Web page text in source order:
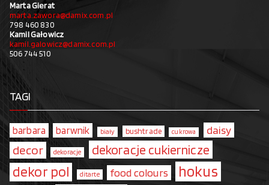
Marta Gierat
marta.zawora@damix.com.pl
798 460 830
Kamil Gałowicz
kamil.galowicz@damix.com.pl
506 744 510
TAGI
barbara barwnik biały bushtrade cukrowa daisy
decor dekoracje dekoracje cukiernicze
dekor pol ditarte food colours hokus